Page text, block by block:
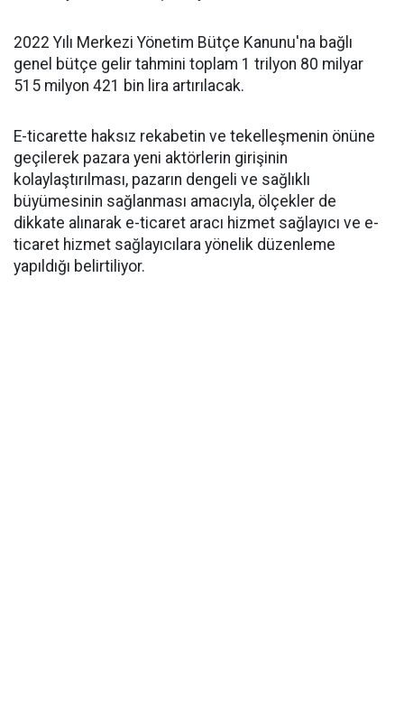
2022 Yılı Merkezi Yönetim Bütçe Kanunu'na bağlı
genel bütçe gelir tahmini toplam 1 trilyon 80 milyar
515 milyon 421 bin lira artırılacak.
E-ticarette haksız rekabetin ve tekelleşmenin önüne
geçilerek pazara yeni aktörlerin girişinin
kolaylaştırılması, pazarın dengeli ve sağlıklı
büyümesinin sağlanması amacıyla, ölçekler de
dikkate alınarak e-ticaret aracı hizmet sağlayıcı ve e-
ticaret hizmet sağlayıcılara yönelik düzenleme
yapıldığı belirtiliyor.